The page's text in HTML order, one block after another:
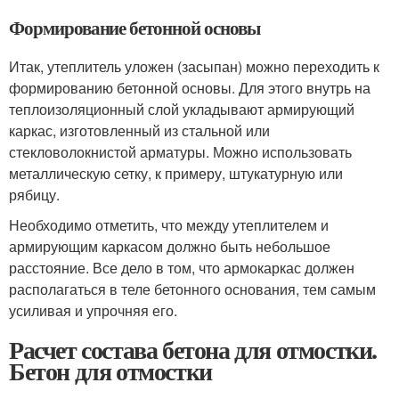
Формирование бетонной основы
Итак, утеплитель уложен (засыпан) можно переходить к
формированию бетонной основы. Для этого внутрь на
теплоизоляционный слой укладывают армирующий
каркас, изготовленный из стальной или
стекловолокнистой арматуры. Можно использовать
металлическую сетку, к примеру, штукатурную или
рябицу.
Необходимо отметить, что между утеплителем и
армирующим каркасом должно быть небольшое
расстояние. Все дело в том, что армокаркас должен
располагаться в теле бетонного основания, тем самым
усиливая и упрочняя его.
Расчет состава бетона для отмостки.
Бетон для отмостки